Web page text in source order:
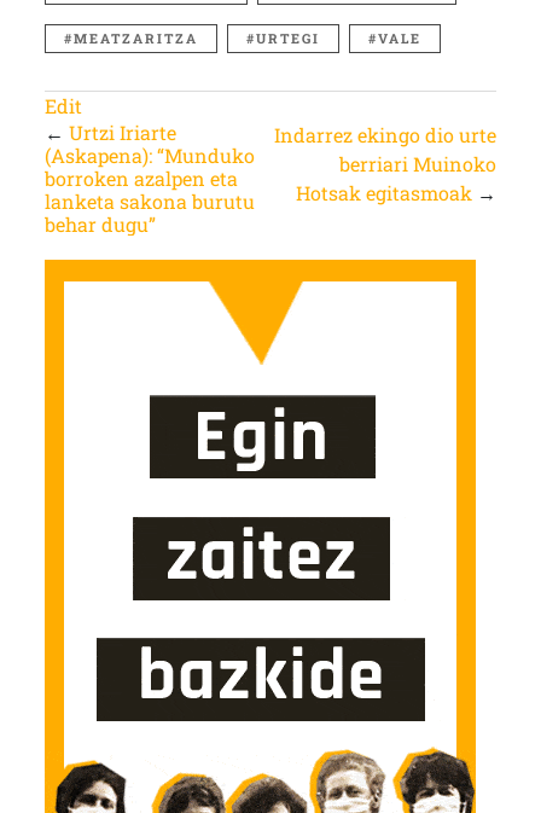
MEATZARITZA URTEGI VALE
Edit
← Urtzi Iriarte
(Askapena): “Munduko
borroken azalpen eta
lanketa sakona burutu
behar dugu”
Indarrez ekingo dio urte
berriari Muinoko
Hotsak egitasmoak →